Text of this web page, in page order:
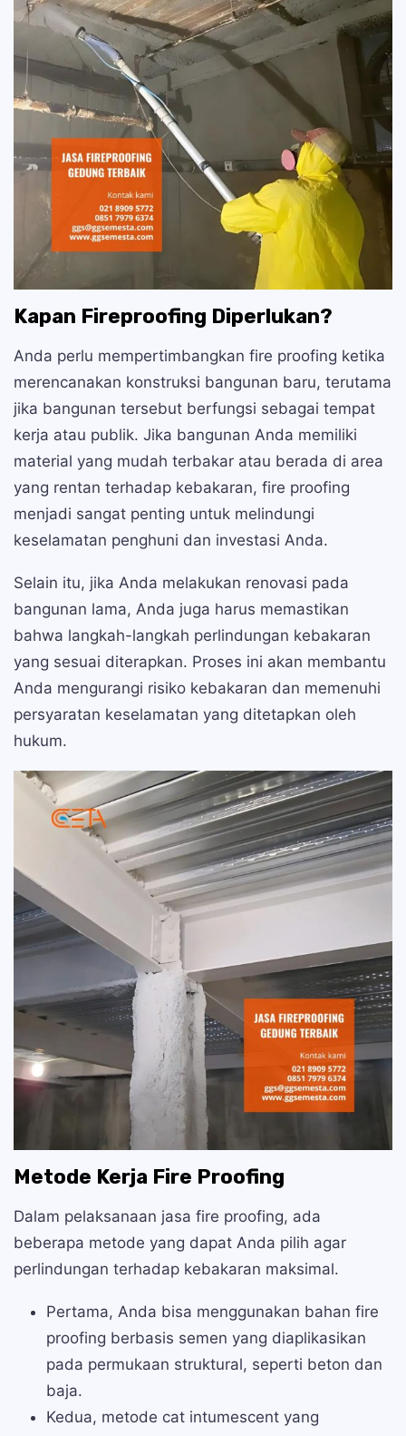
Kapan Fireproofing Diperlukan?
Anda perlu mempertimbangkan fire proofing ketika
merencanakan konstruksi bangunan baru, terutama
jika bangunan tersebut berfungsi sebagai tempat
kerja atau publik. Jika bangunan Anda memiliki
material yang mudah terbakar atau berada di area
yang rentan terhadap kebakaran, fire proofing
menjadi sangat penting untuk melindungi
keselamatan penghuni dan investasi Anda.
Selain itu, jika Anda melakukan renovasi pada
bangunan lama, Anda juga harus memastikan
bahwa langkah-langkah perlindungan kebakaran
yang sesuai diterapkan. Proses ini akan membantu
Anda mengurangi risiko kebakaran dan memenuhi
persyaratan keselamatan yang ditetapkan oleh
hukum.
Metode Kerja Fire Proofing
Dalam pelaksanaan jasa fire proofing, ada
beberapa metode yang dapat Anda pilih agar
perlindungan terhadap kebakaran maksimal.
Pertama, Anda bisa menggunakan bahan fire
proofing berbasis semen yang diaplikasikan
pada permukaan struktural, seperti beton dan
baja.
Kedua, metode cat intumescent yang